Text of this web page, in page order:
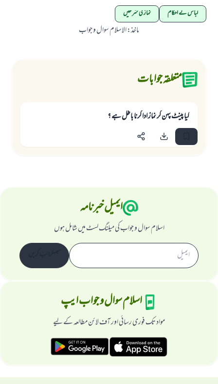
لباس کے احکام نماز کی شرطیں
ماخذ:الاسلام سوال و جواب
متعلقہ جوابات
كيا پينٹ پہن كر نماز ادا كرنا باطل ہے ؟
ایمیل خبرنامہ
اسلام سوال و جواب کی میلنگ لسٹ میں شامل ہوں
اسلام سوال و جواب ایپ
مواد تک فوری رسائی اور آف لائن مطالعہ کے لیے